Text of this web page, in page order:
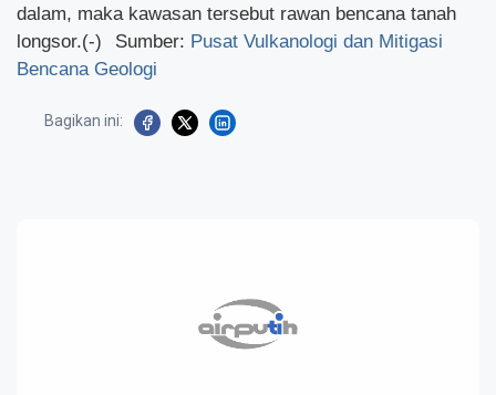
dalam, maka kawasan tersebut rawan bencana tanah
longsor.(-)
Sumber: Pusat Vulkanologi dan Mitigasi
Bencana Geologi
Bagikan ini: